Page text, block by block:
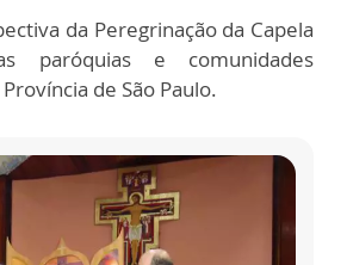
da Peregrinação da Capela
paróquias e comunidades
de São Paulo.